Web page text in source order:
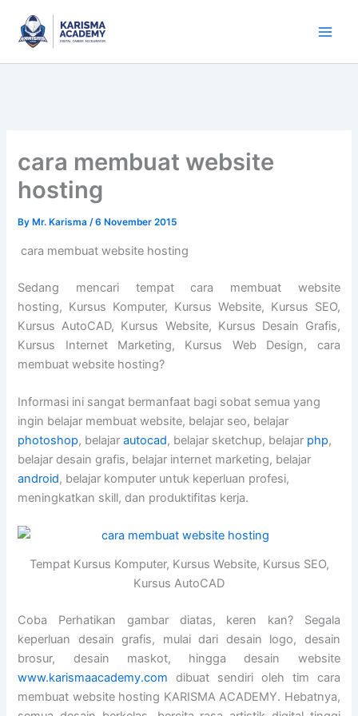
content
cara membuat website
hosting
By Mr. Karisma/6 November 2015
cara membuat website hosting
Sedang mencari tempat cara membuat website
hosting, Kursus Komputer, Kursus Website, Kursus SEO,
Kursus AutoCAD, Kursus Website, Kursus Desain Grafis,
Kursus Internet Marketing, Kursus Web Design, cara
membuat website hosting?
Informasi ini sangat bermanfaat bagi sobat semua yang
ingin belajar membuat website, belajar seo, belajar
photoshop, belajarautocad, belajar sketchup, belajar php,
belajar desain grafis, belajar internet marketing, belajar
android, belajar komputer untuk keperluan profesi,
meningkatkan skill, dan produktifitas kerja.
Tempat Kursus Komputer, Kursus Website, Kursus SEO,
Kursus AutoCAD
Coba Perhatikan gambar diatas, keren kan? Segala
keperluan desain grafis, mulai dari desain logo, desain
brosur, desain maskot, hingga desain website
www.karismaacademy.com dibuat sendiri oleh tim cara
membuat website hosting KARISMA ACADEMY. Hebatnya,